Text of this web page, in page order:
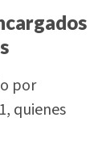
por
quienes